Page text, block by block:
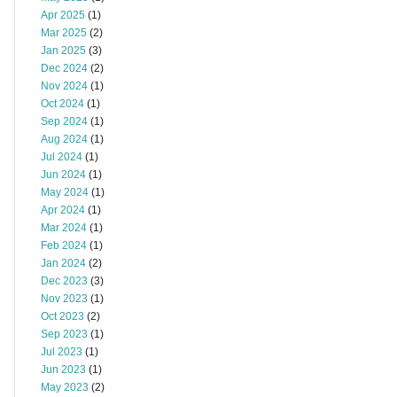
Apr 2025 (1)
Mar 2025 (2)
Jan 2025 (3)
Dec 2024 (2)
Nov 2024 (1)
Oct 2024 (1)
Sep 2024 (1)
Aug 2024 (1)
Jul 2024 (1)
Jun 2024 (1)
May 2024 (1)
Apr 2024 (1)
Mar 2024 (1)
Feb 2024 (1)
Jan 2024 (2)
Dec 2023 (3)
Nov 2023 (1)
Oct 2023 (2)
Sep 2023 (1)
Jul 2023 (1)
Jun 2023 (1)
May 2023 (2)